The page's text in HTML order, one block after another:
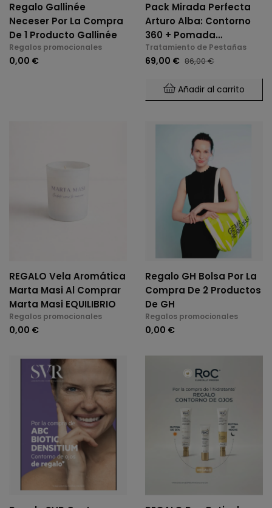
Regalo Gallinée
Neceser Por La Compra
De 1 Producto Gallinée
Regalos promocionales
0,00 €
Pack Mirada Perfecta
Arturo Alba: Contorno
360 + Pomada
Pestañas Y Cejas
(¡Precio Especial!)
Tratamiento de Pestañas
69,00 € 86,00 €
Añadir al carrito
REGALO Vela Aromática
Marta Masi Al Comprar
Marta Masi EQUILIBRIO
Regalos promocionales
0,00 €
Regalo GH Bolsa Por La
Compra De 2 Productos
De GH
Regalos promocionales
0,00 €